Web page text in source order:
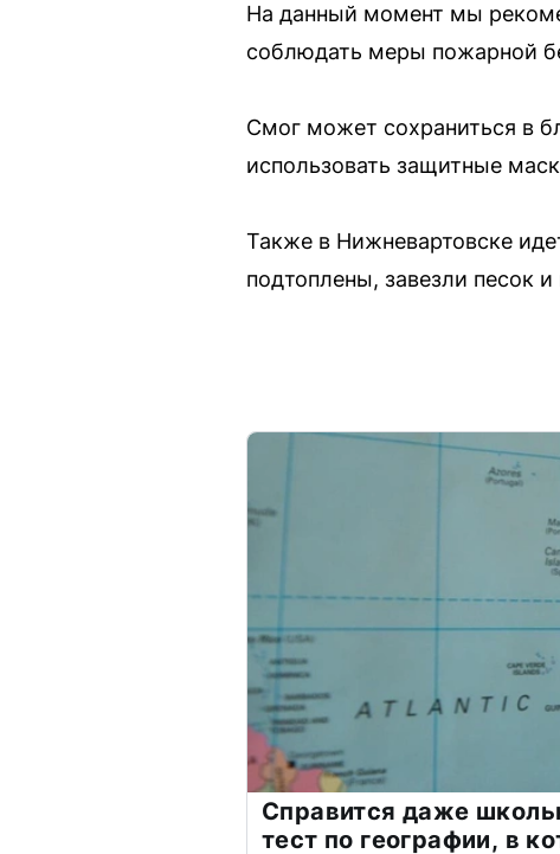
На данный момент мы
соблюдать меры пожарной
Смог может сохраниться в
использовать защитные
Также в Нижневартовске
подтоплены, завезли песок
Справится даже
тест по географии, в